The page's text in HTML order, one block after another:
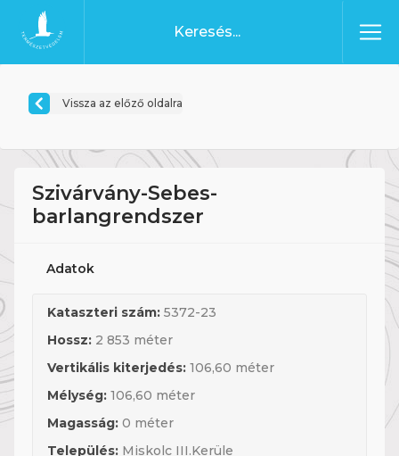
Ugrás a tartalomhoz
Főoldal
Vissza az előző oldalra
Szivárvány-Sebes-
barlangrendszer
Adatok
Kataszteri szám: 5372-23
Hossz: 2 853 méter
Vertikális kiterjedés: 106,60 méter
Mélység: 106,60 méter
Magasság: 0 méter
Település: Miskolc III.Kerüle